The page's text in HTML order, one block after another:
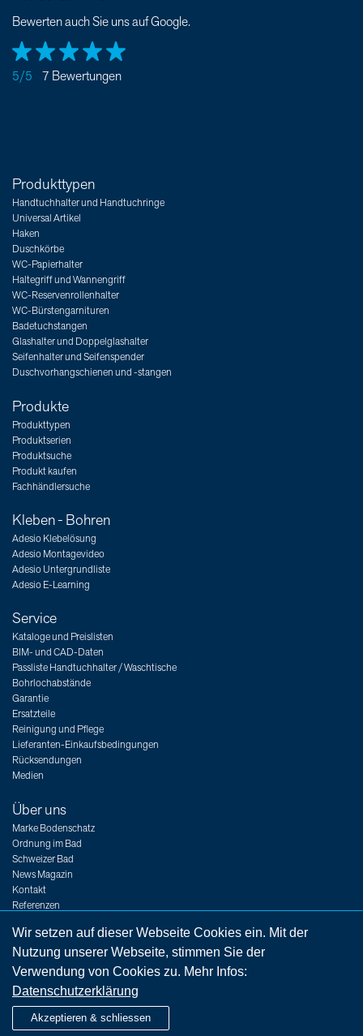
Bewerten auch Sie uns auf Google.
5/5 7 Bewertungen
Produkttypen
Handtuchhalter und Handtuchringe
Universal Artikel
Haken
Duschkörbe
WC-Papierhalter
Haltegriff und Wannengriff
WC-Reservenrollenhalter
WC-Bürstengarnituren
Badetuchstangen
Glashalter und Doppelglashalter
Seifenhalter und Seifenspender
Duschvorhangschienen und -stangen
Produkte
Produkttypen
Produktserien
Produktsuche
Produkt kaufen
Fachhändlersuche
Kleben - Bohren
Adesio Klebelösung
Adesio Montagevideo
Adesio Untergrundliste
Adesio E-Learning
Service
Kataloge und Preislisten
BIM- und CAD-Daten
Passliste Handtuchhalter / Waschtische
Bohrlochabstände
Garantie
Ersatzteile
Reinigung und Pflege
Lieferanten-Einkaufsbedingungen
Rücksendungen
Medien
Über uns
Marke Bodenschatz
Ordnung im Bad
Schweizer Bad
News Magazin
Kontakt
Referenzen
Jobs
Impressum Rechtshinweise
Wir setzen auf dieser Webseite Cookies ein. Mit der
Nutzung unserer Webseite, stimmen Sie der
Verwendung von Cookies zu. Mehr Infos:
Datenschutzerklärung
Akzeptieren & schliessen